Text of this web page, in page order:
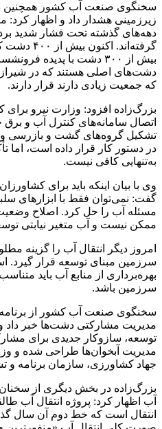
سخنگوی صنعت آب کشور همچنین
زیرزمینی هشدار داد و اظهار کرد:
دهه‌های گذشته تحت فشار شدید
گرفته‌اند.
بیش از ۳۰۰ دشت با پدیده
دشت‌های اصلی هستند که در
که جمعیت زیادی دارند قرار دارند.
بزرگ‌زاده افزود: وزارت نیرو
اتصال سامانه‌های کنترل آب و
تشکیل گروه‌های گشت و بازرسی و
در دستور کار قرار داده است، اما
به‌تنهایی کافی نیست.
وی با بیان اینکه باید برای
گفت: نمی‌توان فقط با ابزارهای
مسئله آب را حل کرد. اصلاح
ممکن نیست و آب متغیر نیابتی
امروز دیگر انتقال آب را گزینه
سرزمین مبنای توسعه قرار گیرد.
بهره‌برداری از منابع آب باید
سرزمین باشد.
سخنگوی صنعت آب کشور از برنامه
مدیریت مشارکتی دشت‌ها خبر داد
توسعه، سازوکار جدیدی برای
مدیریت آبخوان‌ها طراحی شده و
جهاد کشاورزی، سازمان برنامه
بزرگ‌زاده در بخش دیگری از سخنان
آب اظهار کرد: پروژه انتقال آب
انتقال است که خط دوم آن سال